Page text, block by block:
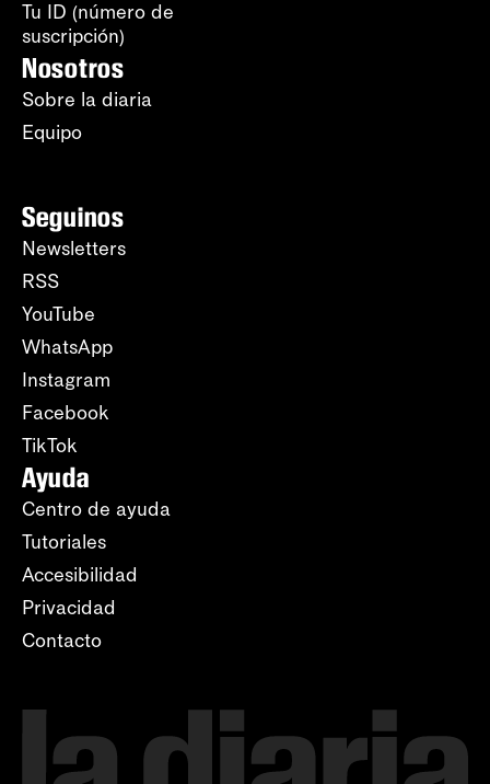
Tu ID (número de
suscripción)
Nosotros
Sobre la diaria
Equipo
Seguinos
Newsletters
RSS
YouTube
WhatsApp
Instagram
Facebook
TikTok
Ayuda
Centro de ayuda
Tutoriales
Accesibilidad
Privacidad
Contacto